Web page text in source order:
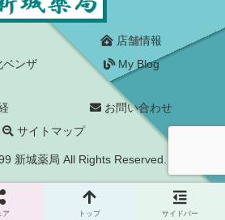
店舗情報
ベンザ
My Blog
お問い合わせ
サイトマップ
新城薬局 All Rights Reserved.
ア トップ サイドバー